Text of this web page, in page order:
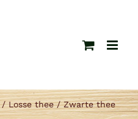
Losse thee Zwarte thee